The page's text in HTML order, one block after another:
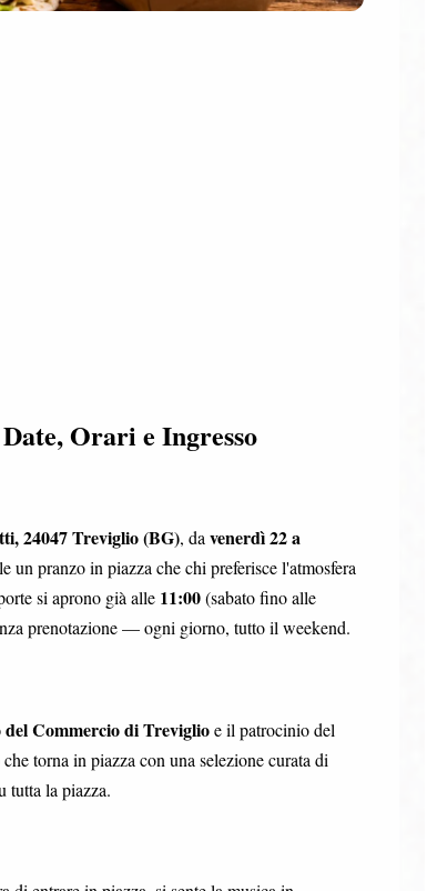
Orari e Ingresso
24047 Treviglio (BG), davenerdì 22 a
un pranzo in piazza che chi preferisce l'atmosfera
si aprono già alle 11:00(sabato fino alle
prenotazione — ogni giorno, tutto il weekend.
Commercio di Treviglioe il patrocinio del
torna in piazza con una selezione curata di
tutta la piazza.